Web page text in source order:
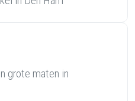
grote maten in